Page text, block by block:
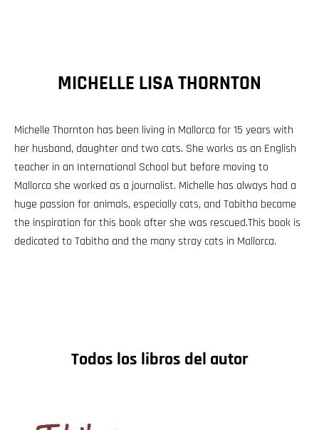
MICHELLE LISA THORNTON
Michelle Thornton has been living in Mallorca for 15 years with
her husband, daughter and two cats. She works as an English
teacher in an International School but before moving to
Mallorca she worked as a journalist. Michelle has always had a
huge passion for animals, especially cats, and Tabitha became
the inspiration for this book after she was rescued.This book is
dedicated to Tabitha and the many stray cats in Mallorca.
Todos los libros del autor